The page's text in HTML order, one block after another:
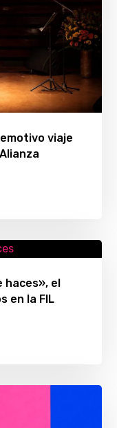
viaje
haces», el
en la FIL